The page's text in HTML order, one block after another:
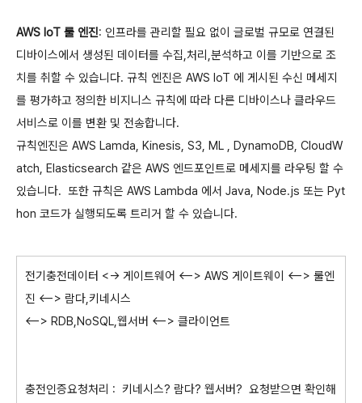
AWS IoT 룰 엔진: 인프라를 관리할 필요 없이 글로벌 규모로 연결된
디바이스에서 생성된 데이터를 수집,처리,분석하고 이를 기반으로 조
치를 취할 수 있습니다. 규칙 엔진은 AWS IoT 에 게시된 수신 메세지
를 평가하고 정의한 비지니스 규칙에 따라 다른 디바이스나 클라우드
서비스로 이를 변환 및 전송합니다.
규칙엔진은 AWS Lamda, Kinesis, S3, ML , DynamoDB, CloudW
atch, Elasticsearch 같은 AWS 엔드포인트로 메세지를 라우팅 할 수
있습니다. 또한 규칙은 AWS Lambda 에서 Java, Node.js 또는 Pyt
hon 코드가 실행되도록 트리거 할 수 있습니다.
전기충전데이터 <-> 게이트웨어 <--> AWS 게이트웨이 <--> 룰엔
진 <--> 람다,키네시스
<--> RDB,NoSQL,웹서버 <--> 클라이언트
충전인증요청처리 : 키네시스? 람다? 웹서버? 요청받으면 확인해